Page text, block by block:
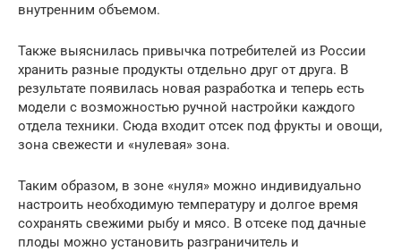
внутренним объемом.
Также выяснилась привычка потребителей из России
хранить разные продукты отдельно друг от друга. В
результате появилась новая разработка и теперь есть
модели с возможностью ручной настройки каждого
отдела техники. Сюда входит отсек под фрукты и овощи,
зона свежести и «нулевая» зона.
Таким образом, в зоне «нуля» можно индивидуально
настроить необходимую температуру и долгое время
сохранять свежими рыбу и мясо. В отсеке под дачные
плоды можно установить разграничитель и